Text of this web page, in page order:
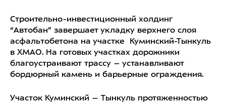
Строительно-инвестиционный холдинг
“Автобан” завершает укладку верхнего слоя
асфальтобетона на участке Куминский-Тынкуль
в ХМАО. На готовых участках дорожники
благоустраивают трассу – устанавливают
бордюрный камень и барьерные ограждения.
Участок Куминский – Тынкуль протяженностью